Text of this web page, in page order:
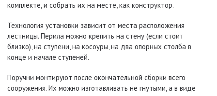
комплекте, и собрать их на месте, как конструктор.
Технология установки зависит от места расположения
лестницы. Перила можно крепить на стену (если стоит
близко), на ступени, на косоуры, на два опорных столба в
конце и начале ступеней.
Поручни монтируют после окончательной сборки всего
сооружения. Их можно изготавливать не гнутыми, а в виде